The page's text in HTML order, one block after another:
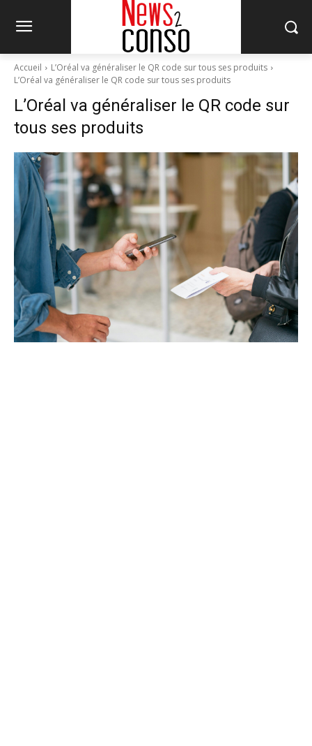
Accueil
L’Oréal va généraliser le QR code sur tous ses produits
L’Oréal va généraliser le QR code sur tous ses produits
L’Oréal va généraliser le QR code sur
tous ses produits